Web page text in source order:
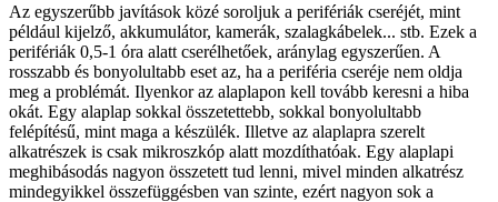
Az egyszerűbb javítások közé soroljuk a perifériák cseréjét, mint
például kijelző, akkumulátor, kamerák, szalagkábelek... stb. Ezek a
perifériák 0,5-1 óra alatt cserélhetőek, aránylag egyszerűen. A
rosszabb és bonyolultabb eset az, ha a periféria cseréje nem oldja
meg a problémát. Ilyenkor az alaplapon kell tovább keresni a hiba
okát. Egy alaplap sokkal összetettebb, sokkal bonyolultabb
felépítésű, mint maga a készülék. Illetve az alaplapra szerelt
alkatrészek is csak mikroszkóp alatt mozdíthatóak. Egy alaplapi
meghibásodás nagyon összetett tud lenni, mivel minden alkatrész
mindegyikkel összefüggésben van szinte, ezért nagyon sok a